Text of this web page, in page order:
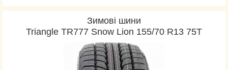
Зимові шини
Triangle TR777 Snow Lion 155/70 R13 75T